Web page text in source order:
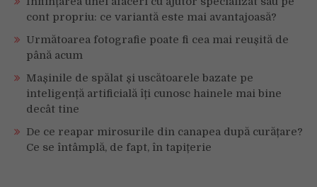
cont propriu: ce variantă este mai avantajoasă?
Următoarea fotografie poate fi cea mai reușită de
până acum
Mașinile de spălat și uscătoarele bazate pe
inteligență artificială îți cunosc hainele mai bine
decât tine
De ce reapar mirosurile din canapea după curățare?
Ce se întâmplă, de fapt, în tapițerie